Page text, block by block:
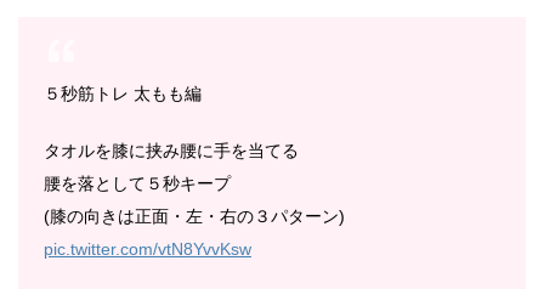
５秒筋トレ 太もも編
タオルを膝に挟み腰に手を当てる
腰を落として５秒キープ
(膝の向きは正面・左・右の３パターン)
pic.twitter.com/vtN8YvvKsw